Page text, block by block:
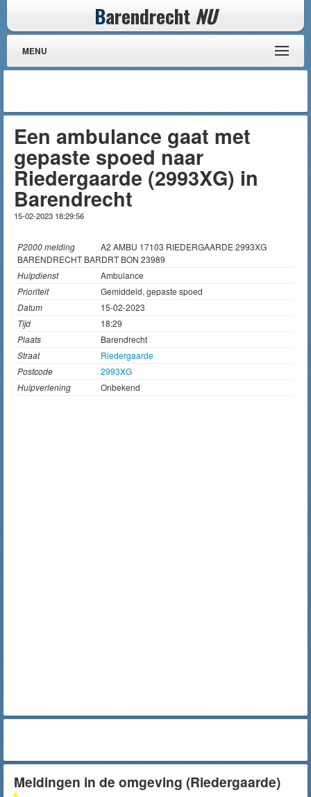
Barendrecht NU
MENU
Een ambulance gaat met
gepaste spoed naar
Riedergaarde (2993XG) in
Barendrecht
15-02-2023 18:29:56
P2000 melding
A2 AMBU 17103 RIEDERGAARDE 2993XG
BARENDRECHT BARDRT BON 23989
Hulpdienst
Ambulance
Prioriteit
Gemiddeld, gepaste spoed
Datum
15-02-2023
Tijd
18:29
Plaats
Barendrecht
Straat
Riedergaarde
Postcode
2993XG
Hulpverlening
Onbekend
Meldingen in de omgeving (Riedergaarde)